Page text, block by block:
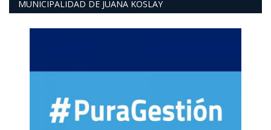
MUNICIPALIDAD DE JUANA KOSLAY